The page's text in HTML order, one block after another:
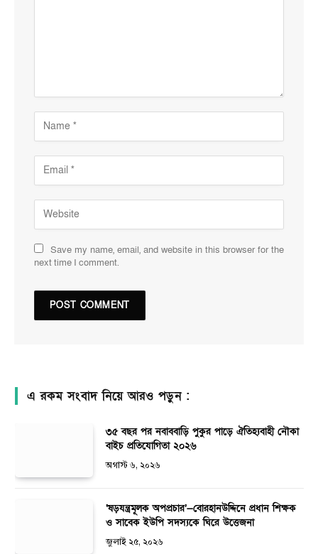
Save my name, email, and website in this browser for the
next time I comment.
এ রকম সংবাদ নিয়ে আরও পড়ুন :
৩৫ বছর পর নবাববাড়ি পুকুর পাড়ে ঐতিহ্যবাহী নৌকা
বাইচ প্রতিযোগিতা ২০২৬
অগাস্ট ৬, ২০২৬
‘ষড়যন্ত্রমূলক অপপ্রচার’—বোরহানউদ্দিনে প্রধান শিক্ষক
ও সাবেক ইউপি সদস্যকে ঘিরে উত্তেজনা
জুলাই ২৫, ২০২৬